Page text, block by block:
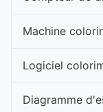
Machine
Logiciel
Diagramme